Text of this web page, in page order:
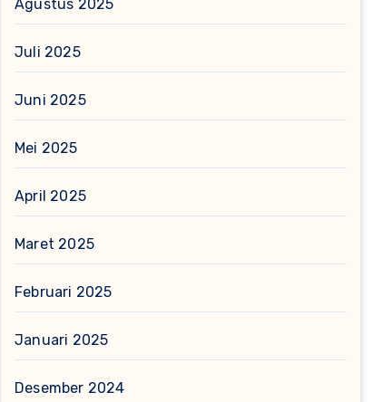
Agustus 2025
Juli 2025
Juni 2025
Mei 2025
April 2025
Maret 2025
Februari 2025
Januari 2025
Desember 2024